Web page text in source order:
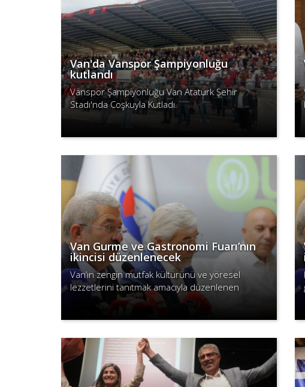
Van'da Vanspor Şampiyonluğu
kutlandı
Vanspor Şampiyonluğu Van Atatürk Şehir
Stadı'nda Coşkuyla Kutladı.
Van Gurme ve Gastronomi Fuarı’nın
ikincisi düzenlenecek
Van’ın zengin mutfak kültürünü ve yöresel
lezzetlerini tanıtmak amacıyla düzenlenen
Gurme ve Gastronomi Fuarı’nın ikincisi,